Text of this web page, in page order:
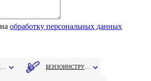
обработку персональных данных